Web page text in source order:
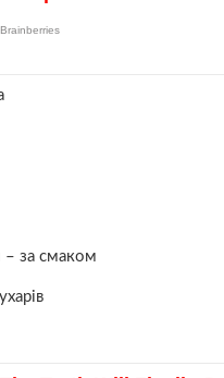
за смаком